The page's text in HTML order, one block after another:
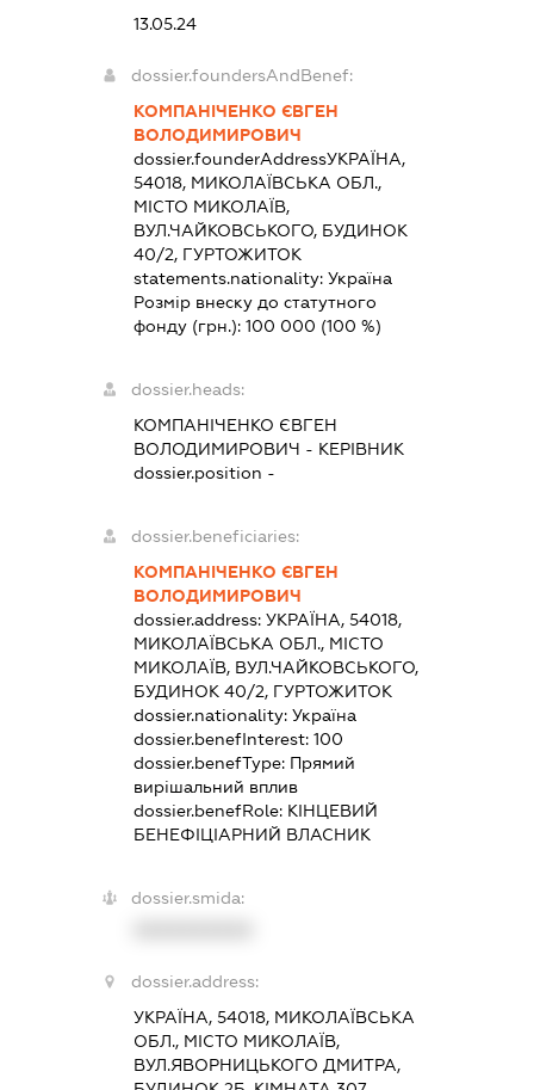
13.05.24
dossier.foundersAndBenef:
КОМПАНІЧЕНКО ЄВГЕН
ВОЛОДИМИРОВИЧ
dossier.founderAddressУКРАЇНА,
54018, МИКОЛАЇВСЬКА ОБЛ.,
МІСТО МИКОЛАЇВ,
ВУЛ.ЧАЙКОВСЬКОГО, БУДИНОК
40/2, ГУРТОЖИТОК
statements.nationality:Україна
Розмір внеску до статутного
фонду (грн.):100 000 (100 %)
dossier.heads:
КОМПАНІЧЕНКО ЄВГЕН
ВОЛОДИМИРОВИЧ - КЕРІВНИК
dossier.position -
dossier.beneficiaries:
КОМПАНІЧЕНКО ЄВГЕН
ВОЛОДИМИРОВИЧ
dossier.address:УКРАЇНА, 54018,
МИКОЛАЇВСЬКА ОБЛ., МІСТО
МИКОЛАЇВ, ВУЛ.ЧАЙКОВСЬКОГО,
БУДИНОК 40/2, ГУРТОЖИТОК
dossier.nationality:Україна
dossier.benefInterest:100
dossier.benefType: Прямий
вирішальний вплив
dossier.benefRole: КІНЦЕВИЙ
БЕНЕФІЦІАРНИЙ ВЛАСНИК
dossier.smida:
dossier.address:
УКРАЇНА, 54018, МИКОЛАЇВСЬКА
ОБЛ., МІСТО МИКОЛАЇВ,
ВУЛ.ЯВОРНИЦЬКОГО ДМИТРА,